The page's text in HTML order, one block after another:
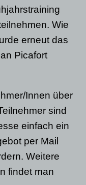
Wie
erneut das
Picafort
Innen über
sind
einfach ein
per Mail
Weitere
findet man